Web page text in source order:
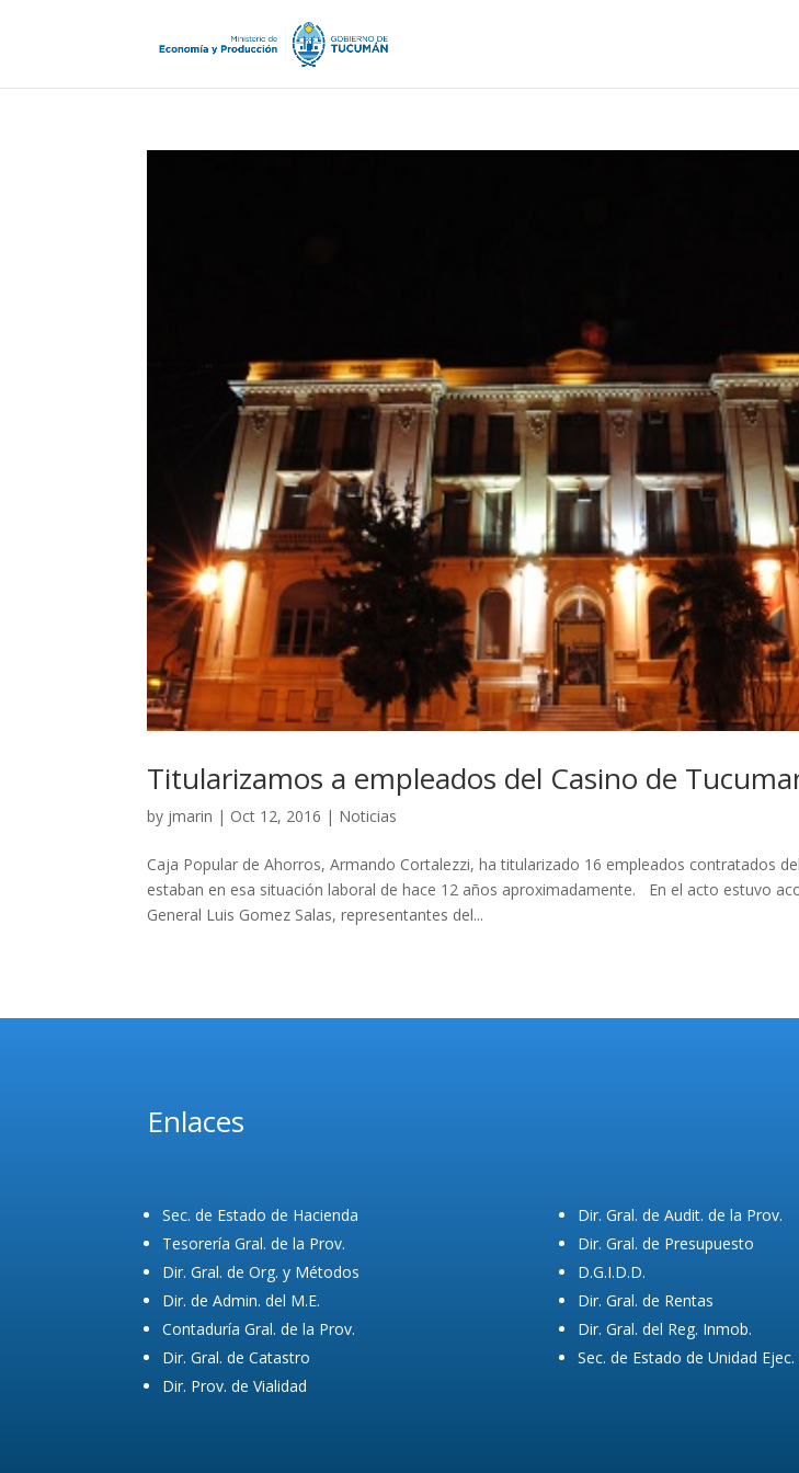
Titularizamos a empleados del Casino de
by jmarin | Oct 12, 2016 | Noticias
Caja Popular de Ahorros, Armando Cortalezzi, ha titularizado 16 empleados contratados
estaban en esa situación laboral de hace 12 años aproximadamente. En el acto estuvo
General Luis Gomez Salas, representantes del...
Enlaces
Sec. de Estado de Hacienda
Tesorería Gral. de la Prov.
Dir. Gral. de Org. y Métodos
Dir. de Admin. del M.E.
Contaduría Gral. de la Prov.
Dir. Gral. de Catastro
Dir. Prov. de Vialidad
Dir. Gral. de Audit. de la Prov.
Dir. Gral. de Presupuesto
D.G.I.D.D.
Dir. Gral. de Rentas
Dir. Gral. del Reg. Inmob.
Sec. de Estado de Unidad Ejec.